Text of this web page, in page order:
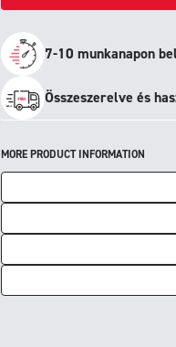
7-10 munkanapon
Összeszerelve és
MORE PRODUCT INFORMATION